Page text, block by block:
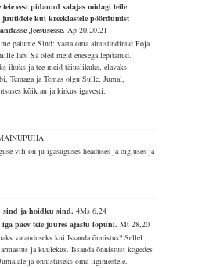
eest pidanud salajas midagi teile
kui kreeklastele pöördumist
Jeesusesse.Ap 20,20.21
palume Sind: vaata oma ainusündinud Poja
läbi Sa oled meid enesega lepitanud.
ihuks ja tee meid täiuslikuks, elavaks
Temaga ja Temas olgu Sulle, Jumal,
kõik au ja kirkus igavesti.
vili on ju igasuguses headuses ja õigluses ja
sind ja hoidku sind.4Ms 6,24
iga päev teie juures ajastu lõpuni.Mt 28,20
varanduseks kui Issanda õnnistus? Sellel
ja kuulekus. Issanda õnnistust kogedes
ja õnnistuseks oma ligimestele.